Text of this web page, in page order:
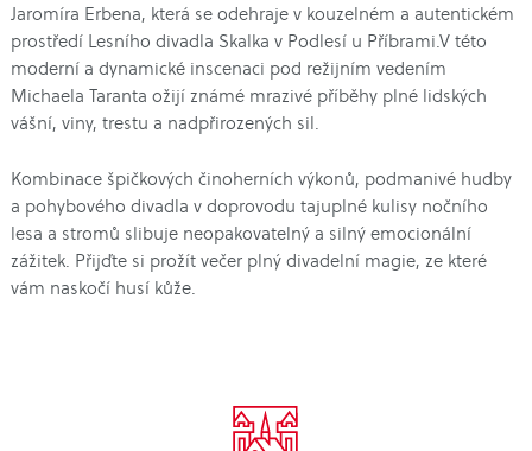
Jaromíra Erbena, která se odehraje v kouzelném a autentickém
prostředí Lesního divadla Skalka v Podlesí u Příbrami.V této
moderní a dynamické inscenaci pod režijním vedením
Michaela Taranta ožijí známé mrazivé příběhy plné lidských
vášní, viny, trestu a nadpřirozených sil.
Kombinace špičkových činoherních výkonů, podmanivé hudby
a pohybového divadla v doprovodu tajuplné kulisy nočního
lesa a stromů slibuje neopakovatelný a silný emocionální
zážitek. Přijďte si prožít večer plný divadelní magie, ze které
vám naskočí husí kůže.